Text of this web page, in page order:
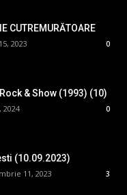
CUTREMURĂTOARE
2023 0
& Show (1993) (10)
2024 0
(10.09.2023)
11, 2023 3